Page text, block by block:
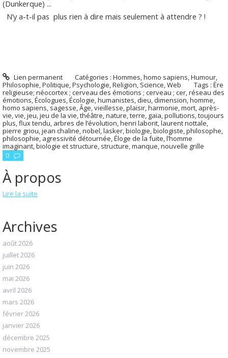
(Dunkerque) ...
N’y a-t-il pas plus rien à dire mais seulement à attendre ? !
Lien permanent Catégories :Hommes, homo sapiens ,Humour
Philosophie Politique Psychologie Religion Science Web Tags : Ère
religieuse; néocortex ; cerveau des émotions ; cerveau ; cer réseau des
émotions Écologues Écologie humanistes dieu dimension homme
homo sapiens sagesse Âge vieillesse plaisir harmonie mort après-
vie vie jeu jeu de la vie théâtre nature terre gaïa pollutions toujours
plus flux tendu arbres de l’évolution henri laborit laurent nottale
pierre griou jean chaline nobel lasker biologie biologiste philosophe
philosophie agressivité détournée Éloge de la fuite l’homme
imaginant biologie et structure structure manque nouvelle grille
0
À propos
Lire la suite
Archives
août 2026
juillet 2026
juin 2026
mai 2026
avril 2026
mars 2026
février 2026
janvier 2026
décembre 2025
novembre 2025